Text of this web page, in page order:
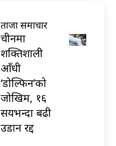
ताजा समाचार
चीनमा
शक्तिशाली
आँधी
‘डोल्फिन’को
जोखिम, १६
सयभन्दा बढी
उडान रद्द